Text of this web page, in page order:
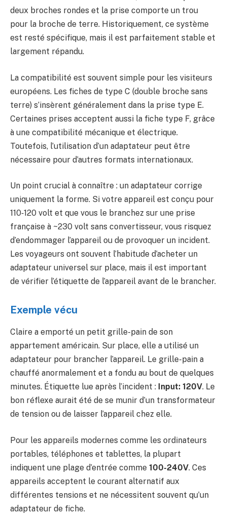
deux broches rondes et la prise comporte un trou
pour la broche de terre. Historiquement, ce système
est resté spécifique, mais il est parfaitement stable et
largement répandu.
La compatibilité est souvent simple pour les visiteurs
européens. Les fiches de type C (double broche sans
terre) s’insèrent généralement dans la prise type E.
Certaines prises acceptent aussi la fiche type F, grâce
à une compatibilité mécanique et électrique.
Toutefois, l’utilisation d’un adaptateur peut être
nécessaire pour d’autres formats internationaux.
Un point crucial à connaître : un adaptateur corrige
uniquement la forme. Si votre appareil est conçu pour
110‑120 volt et que vous le branchez sur une prise
française à ~230 volt sans convertisseur, vous risquez
d’endommager l’appareil ou de provoquer un incident.
Les voyageurs ont souvent l’habitude d’acheter un
adaptateur universel sur place, mais il est important
de vérifier l’étiquette de l’appareil avant de le brancher.
Exemple vécu
Claire a emporté un petit grille-pain de son
appartement américain. Sur place, elle a utilisé un
adaptateur pour brancher l’appareil. Le grille-pain a
chauffé anormalement et a fondu au bout de quelques
minutes. Étiquette lue après l’incident : Input: 120V. Le
bon réflexe aurait été de se munir d’un transformateur
de tension ou de laisser l’appareil chez elle.
Pour les appareils modernes comme les ordinateurs
portables, téléphones et tablettes, la plupart
indiquent une plage d’entrée comme 100-240V. Ces
appareils acceptent le courant alternatif aux
différentes tensions et ne nécessitent souvent qu’un
adaptateur de fiche.